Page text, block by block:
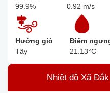
99.9%
0.92 m/s
Hướng gió
Tây
Điểm
21.13°C
Nhiệt độ Xã